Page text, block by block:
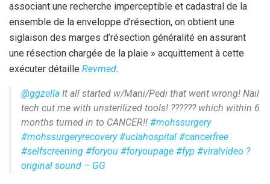
associant une recherche imperceptible et cadastral de la
ensemble de la enveloppe d’résection, on obtient une
siglaison des marges d’résection généralité en assurant
une résection chargée de la plaie » acquittement à cette
exécuter détaille Revmed.
@ggzella It all started w/Mani/Pedi that went wrong! Nail
tech cut me with unsterilized tools! ?????? which within 6
months turned in to CANCER!! #mohssurgery
#mohssurgeryrecovery #uclahospital #cancerfree
#selfscreening #foryou #foryoupage #fyp #viralvideo ?
original sound – GG